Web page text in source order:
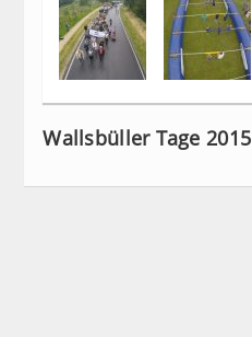
Wallsbüller Tage 2015